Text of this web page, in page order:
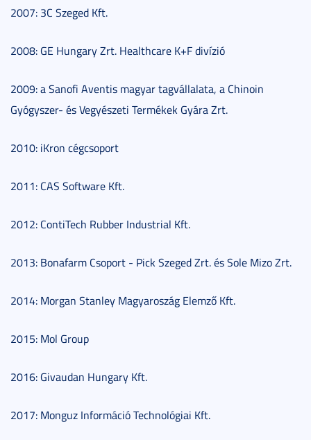
2007: 3C Szeged Kft.
2008: GE Hungary Zrt. Healthcare K+F divízió
2009: a Sanofi Aventis magyar tagvállalata, a Chinoin
Gyógyszer- és Vegyészeti Termékek Gyára Zrt.
2010: iKron cégcsoport
2011: CAS Software Kft.
2012: ContiTech Rubber Industrial Kft.
2013: Bonafarm Csoport - Pick Szeged Zrt. és Sole Mizo Zrt.
2014: Morgan Stanley Magyaroszág Elemző Kft.
2015: Mol Group
2016: Givaudan Hungary Kft.
2017: Monguz Információ Technológiai Kft.